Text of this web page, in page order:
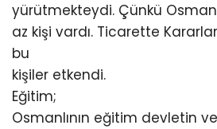
yürütmekteydi. Çünkü
az kişi vardı. Ticarette
bu
kişiler etkendi.
Eğitim;
Osmanlının eğitim devletin